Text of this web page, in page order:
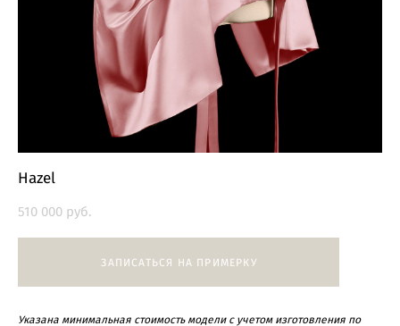
Hazel
510 000 pуб.
ЗАПИСАТЬСЯ НА ПРИМЕРКУ
Указана минимальная стоимость модели с учетом изготовления по